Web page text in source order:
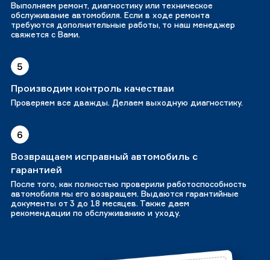
Выполняем ремонт, диагностику или техническое
обслуживание автомобиля. Если в ходе ремонта
требуются дополнительные работы, то наш менеджер
свяжется с Вами.
5
Производим контроль качестваи
Проверяем все дважды. Делаем выходную диагностику.
6
Возвращаем исправный автомобиль с
гарантией
После того, как полностью проверили работоспособность
автомобиля мы его возвращем. Выдаются гарантийные
документы от 3 до 18 месяцев. Также даем
рекомендации по обслуживанию и уходу.